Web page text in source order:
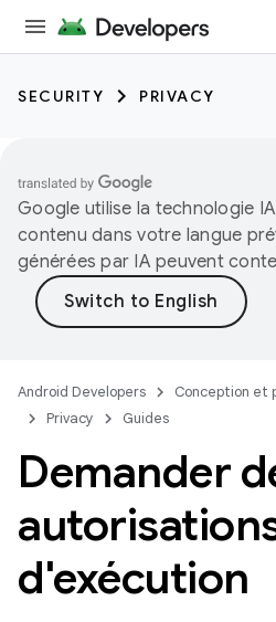
SECURITY PRIVACY
Google utilise la technologie
contenu dans votre langue
générées par IA peuvent
Android Developers Conception et
Privacy
Guides
Demander
d'exécution